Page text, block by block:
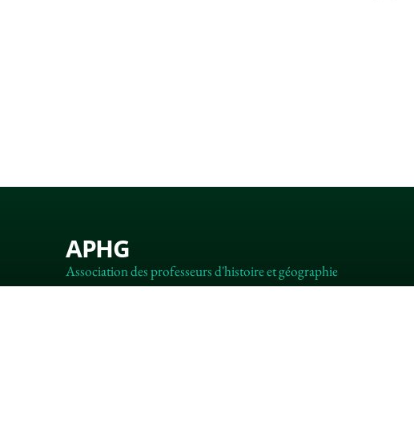
APHG
Association des professeurs d'histoire et géographie